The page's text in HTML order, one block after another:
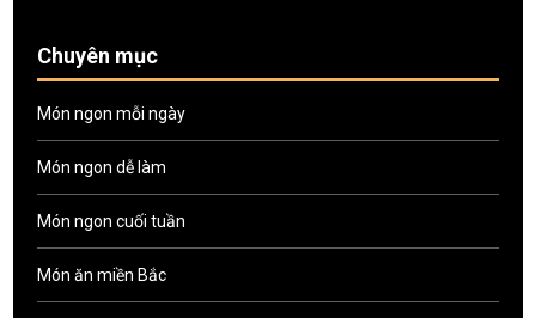
Chuyên mục
Món ngon mỗi ngày
Món ngon dễ làm
Món ngon cuối tuần
Món ăn miền Bắc